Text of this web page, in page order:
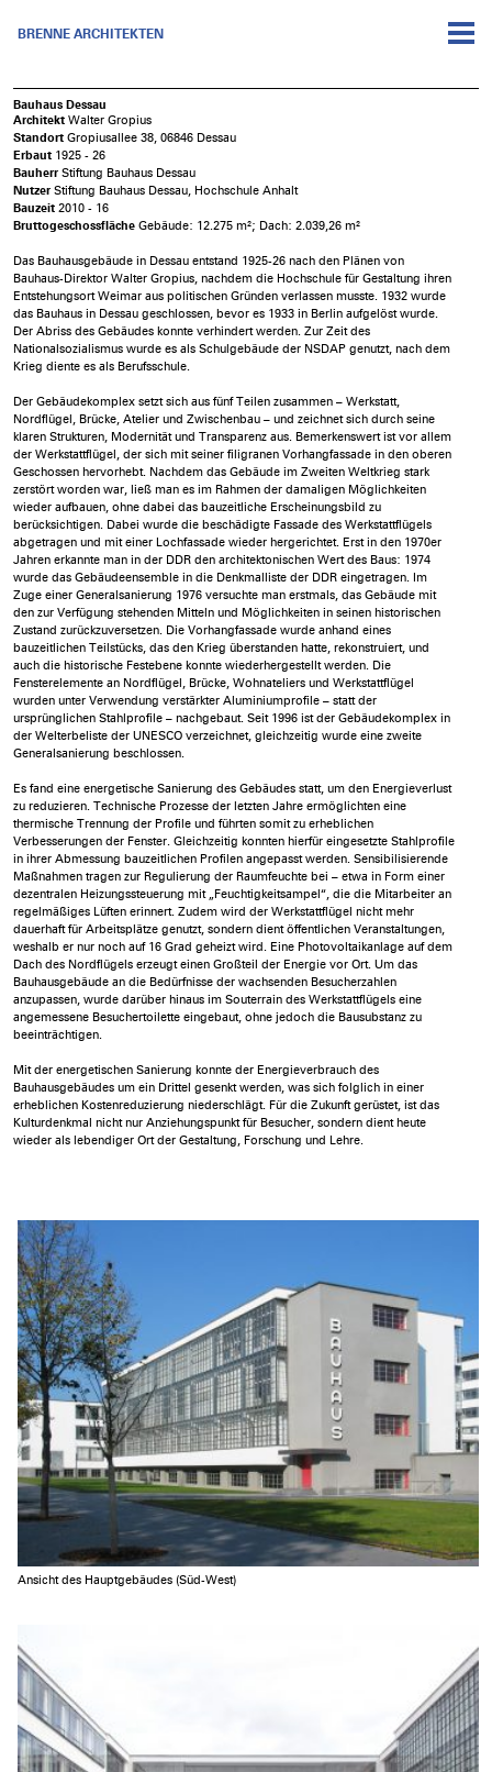
BRENNE ARCHITEKTEN
Bauhaus Dessau
Architekt Walter Gropius
Standort Gropiusallee 38, 06846 Dessau
Erbaut 1925 - 26
Bauherr Stiftung Bauhaus Dessau
Nutzer Stiftung Bauhaus Dessau, Hochschule Anhalt
Bauzeit 2010 - 16
Bruttogeschossfläche Gebäude: 12.275 m²; Dach: 2.039,26 m²
Das Bauhausgebäude in Dessau entstand 1925-26 nach den Plänen von
Bauhaus-Direktor Walter Gropius, nachdem die Hochschule für Gestaltung ihren
Entstehungsort Weimar aus politischen Gründen verlassen musste. 1932 wurde
das Bauhaus in Dessau geschlossen, bevor es 1933 in Berlin aufgelöst wurde.
Der Abriss des Gebäudes konnte verhindert werden. Zur Zeit des
Nationalsozialismus wurde es als Schulgebäude der NSDAP genutzt, nach dem
Krieg diente es als Berufsschule.
Der Gebäudekomplex setzt sich aus fünf Teilen zusammen – Werkstatt,
Nordflügel, Brücke, Atelier und Zwischenbau – und zeichnet sich durch seine
klaren Strukturen, Modernität und Transparenz aus. Bemerkenswert ist vor allem
der Werkstattflügel, der sich mit seiner filigranen Vorhangfassade in den oberen
Geschossen hervorhebt. Nachdem das Gebäude im Zweiten Weltkrieg stark
zerstört worden war, ließ man es im Rahmen der damaligen Möglichkeiten
wieder aufbauen, ohne dabei das bauzeitliche Erscheinungsbild zu
berücksichtigen. Dabei wurde die beschädigte Fassade des Werkstattflügels
abgetragen und mit einer Lochfassade wieder hergerichtet. Erst in den 1970er
Jahren erkannte man in der DDR den architektonischen Wert des Baus: 1974
wurde das Gebäudeensemble in die Denkmalliste der DDR eingetragen. Im
Zuge einer Generalsanierung 1976 versuchte man erstmals, das Gebäude mit
den zur Verfügung stehenden Mitteln und Möglichkeiten in seinen historischen
Zustand zurückzuversetzen. Die Vorhangfassade wurde anhand eines
bauzeitlichen Teilstücks, das den Krieg überstanden hatte, rekonstruiert, und
auch die historische Festebene konnte wiederhergestellt werden. Die
Fensterelemente an Nordflügel, Brücke, Wohnateliers und Werkstattflügel
wurden unter Verwendung verstärkter Aluminiumprofile – statt der
ursprünglichen Stahlprofile – nachgebaut. Seit 1996 ist der Gebäudekomplex in
der Welterbeliste der UNESCO verzeichnet, gleichzeitig wurde eine zweite
Generalsanierung beschlossen.
Es fand eine energetische Sanierung des Gebäudes statt, um den Energieverlust
zu reduzieren. Technische Prozesse der letzten Jahre ermöglichten eine
thermische Trennung der Profile und führten somit zu erheblichen
Verbesserungen der Fenster. Gleichzeitig konnten hierfür eingesetzte Stahlprofile
in ihrer Abmessung bauzeitlichen Profilen angepasst werden. Sensibilisierende
Maßnahmen tragen zur Regulierung der Raumfeuchte bei – etwa in Form einer
dezentralen Heizungssteuerung mit „Feuchtigkeitsampel“, die die Mitarbeiter an
regelmäßiges Lüften erinnert. Zudem wird der Werkstattflügel nicht mehr
dauerhaft für Arbeitsplätze genutzt, sondern dient öffentlichen Veranstaltungen,
weshalb er nur noch auf 16 Grad geheizt wird. Eine Photovoltaikanlage auf dem
Dach des Nordflügels erzeugt einen Großteil der Energie vor Ort. Um das
Bauhausgebäude an die Bedürfnisse der wachsenden Besucherzahlen
anzupassen, wurde darüber hinaus im Souterrain des Werkstattflügels eine
angemessene Besuchertoilette eingebaut, ohne jedoch die Bausubstanz zu
beeinträchtigen.
Mit der energetischen Sanierung konnte der Energieverbrauch des
Bauhausgebäudes um ein Drittel gesenkt werden, was sich folglich in einer
erheblichen Kostenreduzierung niederschlägt. Für die Zukunft gerüstet, ist das
Kulturdenkmal nicht nur Anziehungspunkt für Besucher, sondern dient heute
wieder als lebendiger Ort der Gestaltung, Forschung und Lehre.
Ansicht des Hauptgebäudes (Süd-West)